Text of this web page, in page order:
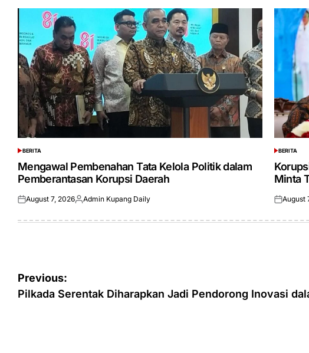
POSTED
IN
BERITA
Mengawal Pembenahan Tata Kelola Politik dalam
Pemberantasan Korupsi Daerah
Posted
August 7, 2026Posted
Admin Kupang Daily
POSTED
IN
BERITA
Minta
Posted
August
Post
navigation
Previous:
Pilkada Serentak Diharapkan Jadi Pendorong Inovasi